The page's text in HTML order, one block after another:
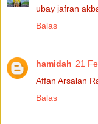
ubay jafran
Balas
hamidah 21
Affan Arsalan
Balas